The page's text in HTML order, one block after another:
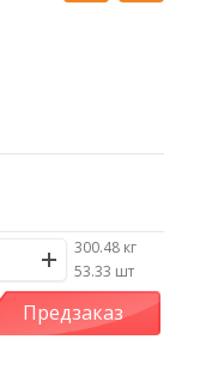
300.48 кг
/53.33 шт
Предзаказ